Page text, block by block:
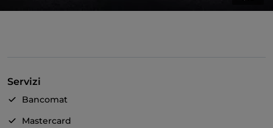
Servizi
Bancomat
Mastercard